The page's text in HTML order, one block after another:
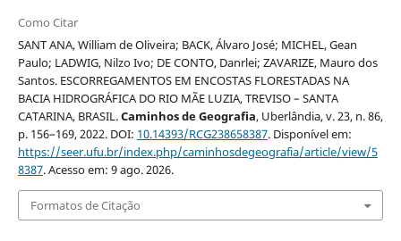
Como Citar
SANT ANA, William de Oliveira; BACK, Álvaro José; MICHEL, Gean
Paulo; LADWIG, Nilzo Ivo; DE CONTO, Danrlei; ZAVARIZE, Mauro dos
Santos. ESCORREGAMENTOS EM ENCOSTAS FLORESTADAS NA
BACIA HIDROGRÁFICA DO RIO MÃE LUZIA, TREVISO – SANTA
CATARINA, BRASIL.Caminhos de Geografia, Uberlândia, v. 23, n. 86,
p. 156–169, 2022. DOI: 10.14393/RCG238658387. Disponível em:
https://seer.ufu.br/index.php/caminhosdegeografia/article/view/5
8387. Acesso em: 9 ago. 2026.
Formatos de Citação